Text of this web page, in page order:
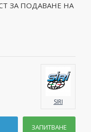
ЗА ПОДАВАНЕ НА
SIRI
ЗАПИТВАНЕ